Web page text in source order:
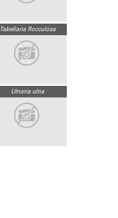
Tabellaria flocculosa
Ulnaria ulna